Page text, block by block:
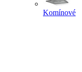
Komínové